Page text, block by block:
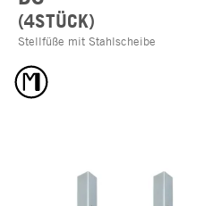
(4STÜCK)
Stellfüße mit Stahlscheibe